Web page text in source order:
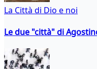
La Città di Dio e noi
Le due "città" di